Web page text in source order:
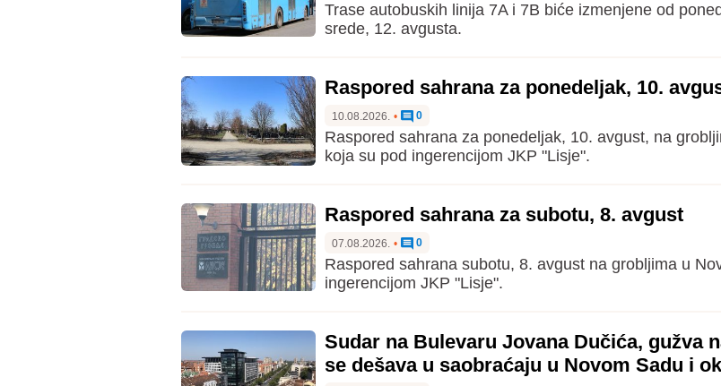
Trase autobuskih linija 7A i 7B biće izmenjene od
srede, 12. avgusta.
Raspored sahrana za ponedeljak, 10.
10.08.2026. • 0
Raspored sahrana za ponedeljak, 10. avgust, na
koja su pod ingerencijom JKP "Lisje".
Raspored sahrana za subotu, 8. avgust
07.08.2026. • 0
Raspored sahrana subotu, 8. avgust na grobljima u
ingerencijom JKP "Lisje".
Sudar na Bulevaru Jovana Dučića, gužva
se dešava u saobraćaju u Novom Sadu i